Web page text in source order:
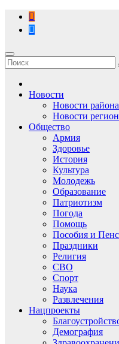
Перейти
содержимому
Новости
Новости района
Новости
Общество
Армия
Здоровье
История
Культура
Молодежь
Образование
Патриотизм
Погода
Помощь
Пособия и
Праздники
Религия
СВО
Спорт
Наука
Развлечения
Нацпроекты
Демография